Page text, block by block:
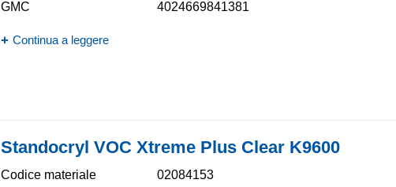
GMC 4024669841381
Continua a leggere
Standocryl VOC Xtreme Plus Clear K9600
Codice materiale 02084153